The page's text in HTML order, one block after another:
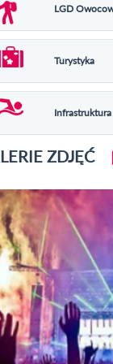
LGD
Turystyka
ZDJĘĆ